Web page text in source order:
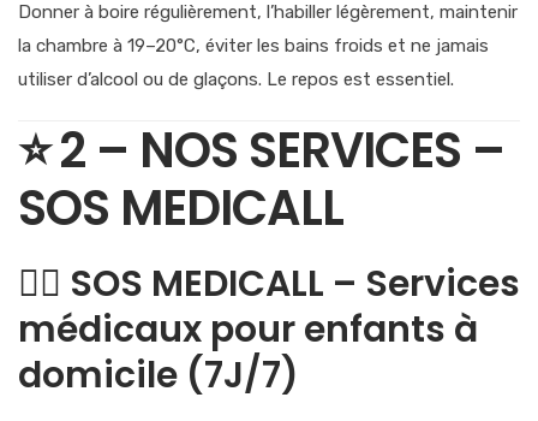
Donner à boire régulièrement, l’habiller légèrement, maintenir
la chambre à 19–20°C, éviter les bains froids et ne jamais
utiliser d’alcool ou de glaçons. Le repos est essentiel.
⭐2 – NOS SERVICES –
SOS MEDICALL
👩‍⚕️ SOS MEDICALL – Services
médicaux pour enfants à
domicile (7J/7)